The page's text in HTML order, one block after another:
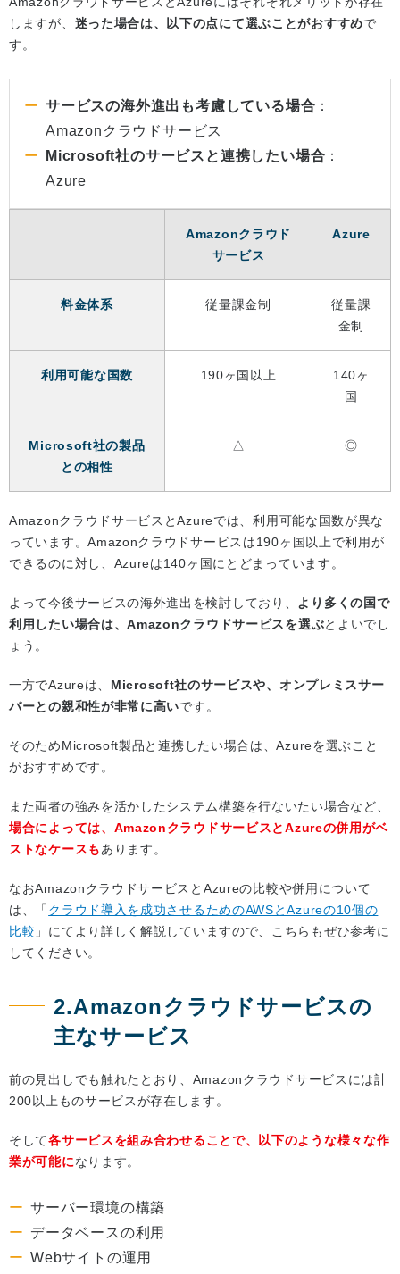
しますが、 迷った場合は、以下の点にて選ぶことがおすすめで
す。
サービスの海外進出も考慮している場合 ：
Amazonクラウドサービス
Microsoft社のサービスと連携したい場合 ：
Azure
Amazonクラウド
サービス
Azure
料金体系 従量課金制
従量課
金制
利用可能な国数 190ヶ国以上
140ヶ
国
Microsoft社の製品
との相性
△ ◎
AmazonクラウドサービスとAzureでは、利用可能な国数が異な
っています。Amazonクラウドサービスは190ヶ国以上で利用が
できるのに対し、Azureは140ヶ国にとどまっています。
よって今後サービスの海外進出を検討しており、 より多くの国で
利用したい場合は、Amazonクラウドサービスを選ぶとよいでし
ょう。
一方でAzureは、 Microsoft社のサービスや、オンプレミスサー
バーとの親和性が非常に高いです。
そのためMicrosoft製品と連携したい場合は、Azureを選ぶこと
がおすすめです。
また両者の強みを活かしたシステム構築を行ないたい場合など、
場合によっては、AmazonクラウドサービスとAzureの併用がベ
ストなケースもあります。
なおAmazonクラウドサービスとAzureの比較や併用について
は、「 クラウド導入を成功させるためのAWSとAzureの10個の
比較 」にてより詳しく解説していますので、こちらもぜひ参考に
してください。
2.Amazonクラウドサービスの
主なサービス
前の見出しでも触れたとおり、Amazonクラウドサービスには計
200以上ものサービスが存在します。
そして各サービスを組み合わせることで、以下のような様々な作
業が可能になります。
サーバー環境の構築
データベースの利用
Webサイトの運用